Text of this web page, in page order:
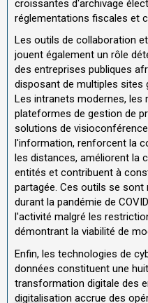
croissantes d'archivage
réglementations fiscales et
Les outils de collaboration
jouent également un rôle
des entreprises publiques
disposant de multiples sites
Les intranets modernes, les
plateformes de gestion de
solutions de
l'information, renforcent la
les distances, améliorent la
entités et contribuent à
partagée. Ces outils se sont
durant la pandémie de
l'activité malgré les
démontrant la viabilité de
Enfin, les technologies de
données constituent une
transformation digitale des
digitalisation accrue des